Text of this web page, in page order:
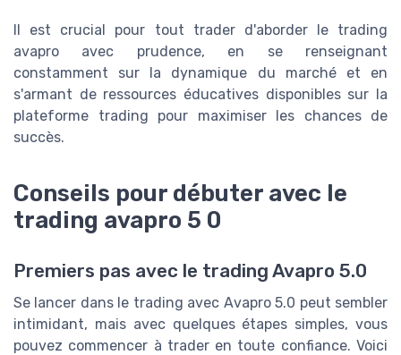
Il est crucial pour tout trader d'aborder le trading
avapro avec prudence, en se renseignant
constamment sur la dynamique du marché et en
s'armant de ressources éducatives disponibles sur la
plateforme trading pour maximiser les chances de
succès.
Conseils pour débuter avec le
trading avapro 5 0
Premiers pas avec le trading Avapro 5.0
Se lancer dans le trading avec Avapro 5.0 peut sembler
intimidant, mais avec quelques étapes simples, vous
pouvez commencer à trader en toute confiance. Voici